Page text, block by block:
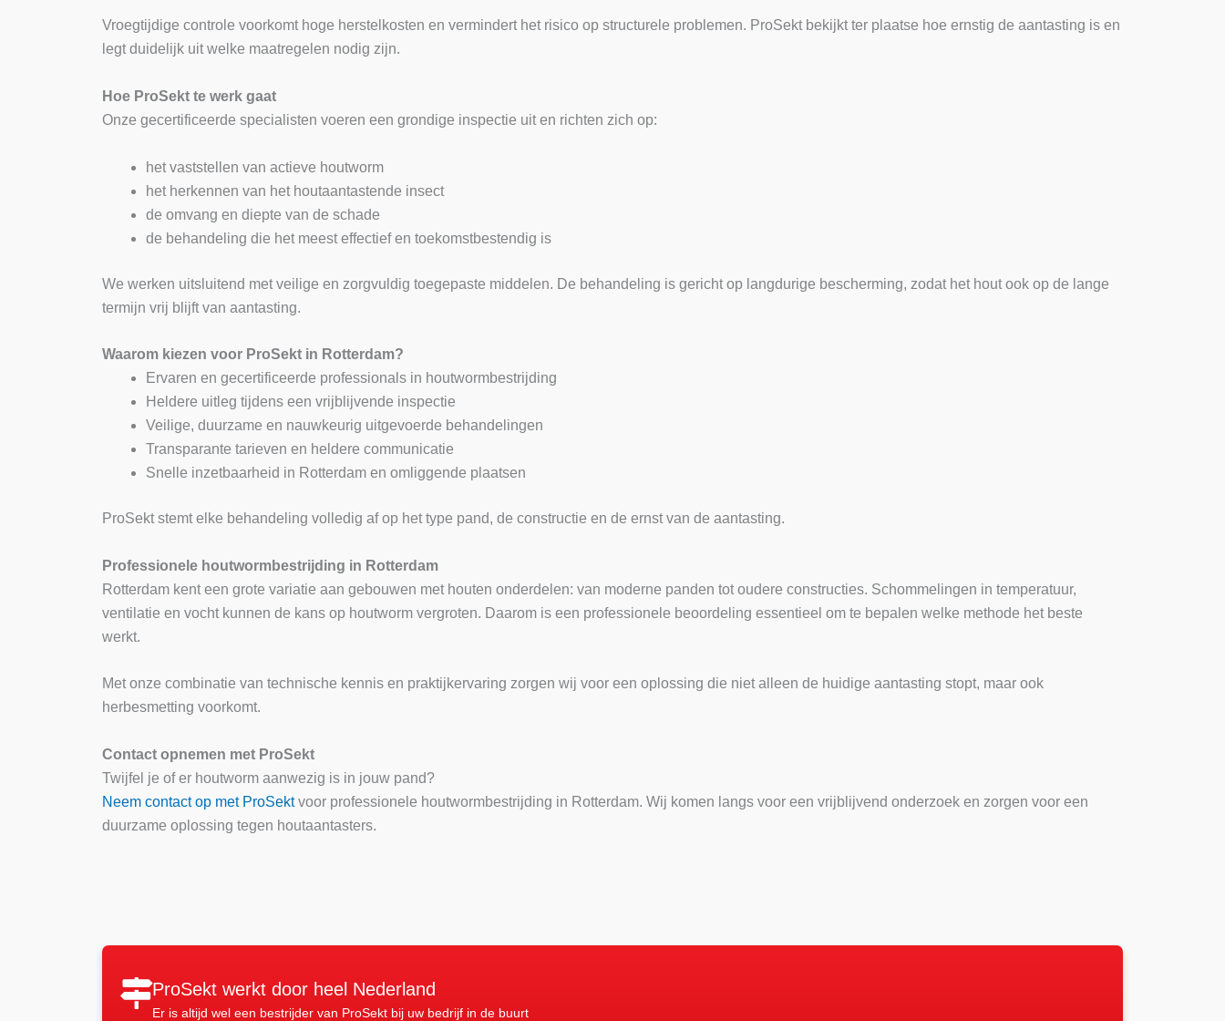
Vroegtijdige controle voorkomt hoge herstelkosten en vermindert het risico op structurele problemen. ProSekt bekijkt ter plaatse hoe ernstig de aantasting is en
legt duidelijk uit welke maatregelen nodig zijn.
Hoe ProSekt te werk gaat
Onze gecertificeerde specialisten voeren een grondige inspectie uit en richten zich op:
het vaststellen van actieve houtworm
het herkennen van het houtaantastende insect
de omvang en diepte van de schade
de behandeling die het meest effectief en toekomstbestendig is
We werken uitsluitend met veilige en zorgvuldig toegepaste middelen. De behandeling is gericht op langdurige bescherming, zodat het hout ook op de lange
termijn vrij blijft van aantasting.
Waarom kiezen voor ProSekt in Rotterdam?
Ervaren en gecertificeerde professionals in houtwormbestrijding
Heldere uitleg tijdens een vrijblijvende inspectie
Veilige, duurzame en nauwkeurig uitgevoerde behandelingen
Transparante tarieven en heldere communicatie
Snelle inzetbaarheid in Rotterdam en omliggende plaatsen
ProSekt stemt elke behandeling volledig af op het type pand, de constructie en de ernst van de aantasting.
Professionele houtwormbestrijding in Rotterdam
Rotterdam kent een grote variatie aan gebouwen met houten onderdelen: van moderne panden tot oudere constructies. Schommelingen in temperatuur,
ventilatie en vocht kunnen de kans op houtworm vergroten. Daarom is een professionele beoordeling essentieel om te bepalen welke methode het beste
werkt.
Met onze combinatie van technische kennis en praktijkervaring zorgen wij voor een oplossing die niet alleen de huidige aantasting stopt, maar ook
herbesmetting voorkomt.
Contact opnemen met ProSekt
Twijfel je of er houtworm aanwezig is in jouw pand?
Neem contact op met ProSektvoor professionele houtwormbestrijding in Rotterdam. Wij komen langs voor een vrijblijvend onderzoek en zorgen voor een
duurzame oplossing tegen houtaantasters.
ProSekt werkt door heel Nederland
Er is altijd wel een bestrijder van ProSekt bij uw bedrijf in de buurt